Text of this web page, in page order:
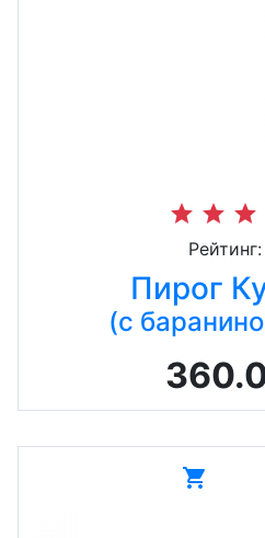
star star star
Пирог
(с
shopping_cart